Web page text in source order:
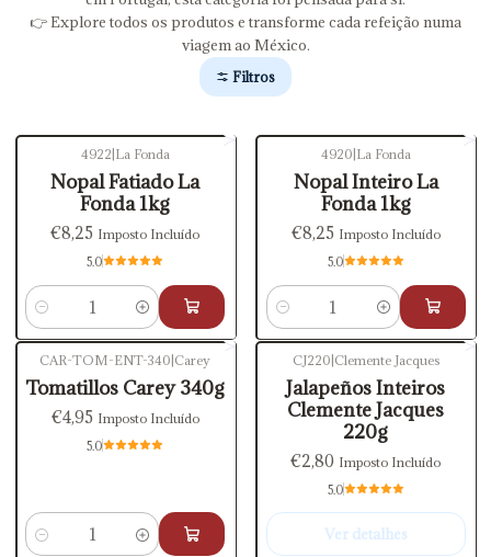
👉 Explore todos os produtos e transforme cada refeição numa
viagem ao México.
Filtros
4922 La Fonda
Nopal Fatiado La
Fonda 1kg
€8,25 Imposto Incluído
5.0
Quantidade
4920 La Fonda
Nopal Inteiro La
Fonda 1kg
€8,25 Imposto Incluído
5.0
Quantidade
CAR-TOM-ENT-340 Carey
Tomatillos Carey 340g
€4,95 Imposto Incluído
5.0
Quantidade
CJ220 Clemente Jacques
Jalapeños Inteiros
Clemente Jacques
220g
€2,80 Imposto Incluído
5.0
Ver detalhes